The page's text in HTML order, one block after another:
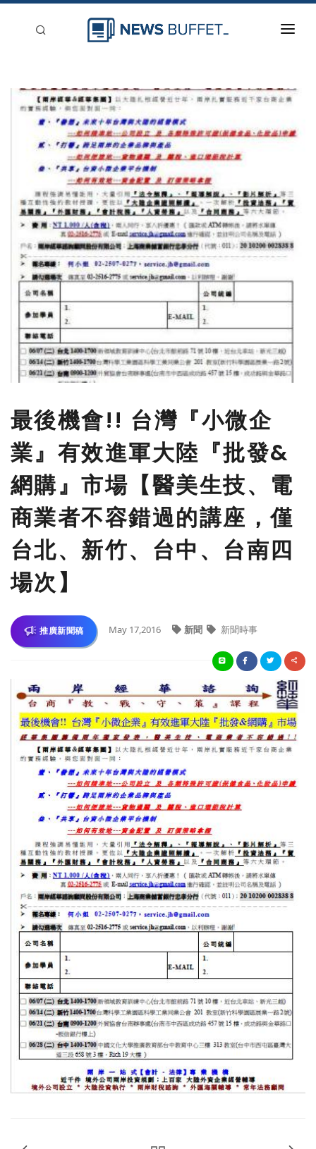
新聞稿分類
登入
刊登
最後機會!! 台灣『小微企
業』有效進軍大陸『批發&
網購』市場【醫美生技、電
商業者不容錯過的講座，僅
台北、新竹、台中、台南四
場次】
推廣新聞稿 May 17,2016 新聞 新聞時事